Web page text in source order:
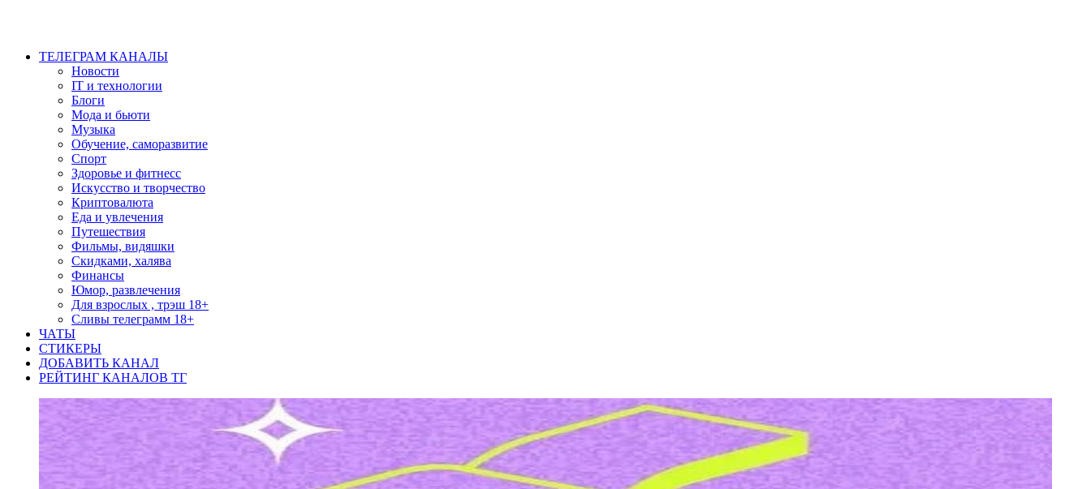
ТЕЛЕГРАМ КАНАЛЫ
Новости
IT и технологии
Блоги
Мода и бьюти
Музыка
Обучение, саморазвитие
Спорт
Здоровье и фитнесс
Искусство и творчество
Криптовалюта
Еда и увлечения
Путешествия
Фильмы, видяшки
Скидками, халява
Финансы
Юмор, развлечения
Для взрослых , трэш 18+
Сливы телеграмм 18+
ЧАТЫ
СТИКЕРЫ
ДОБАВИТЬ КАНАЛ
РЕЙТИНГ КАНАЛОВ ТГ